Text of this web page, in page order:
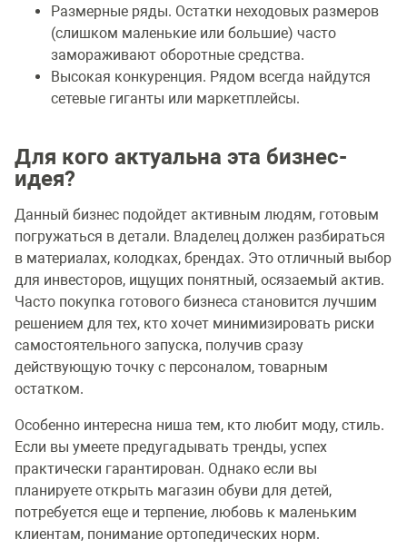
Размерные ряды. Остатки неходовых размеров
(слишком маленькие или большие) часто
замораживают оборотные средства.
Высокая конкуренция. Рядом всегда найдутся
сетевые гиганты или маркетплейсы.
Для кого актуальна эта бизнес-
идея?
Данный бизнес подойдет активным людям, готовым
погружаться в детали. Владелец должен разбираться
в материалах, колодках, брендах. Это отличный выбор
для инвесторов, ищущих понятный, осязаемый актив.
Часто покупка готового бизнеса становится лучшим
решением для тех, кто хочет минимизировать риски
самостоятельного запуска, получив сразу
действующую точку с персоналом, товарным
остатком.
Особенно интересна ниша тем, кто любит моду, стиль.
Если вы умеете предугадывать тренды, успех
практически гарантирован. Однако если вы
планируете открыть магазин обуви для детей,
потребуется еще и терпение, любовь к маленьким
клиентам, понимание ортопедических норм.